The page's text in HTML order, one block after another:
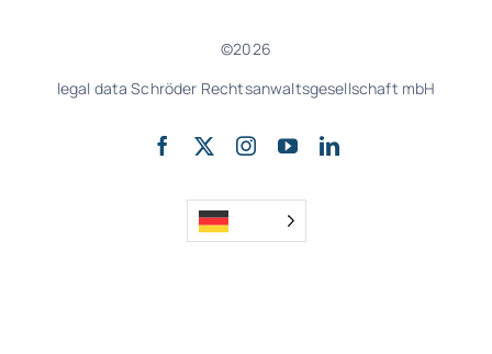
©2026
legal data Schröder Rechtsanwaltsgesellschaft mbH